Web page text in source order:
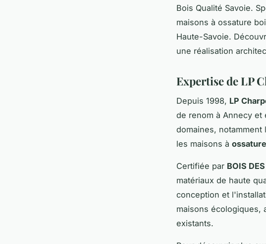
Bois Qualité Savoie.
maisons à ossature
Haute-Savoie.
une réalisation
Expertise de LP
Depuis 1998, LP
de renom à Annecy
domaines, notamment
les maisons à
Certifiée par BOIS
matériaux de haute
conception et
maisons écologiques,
existants.